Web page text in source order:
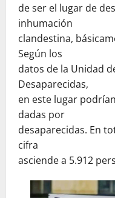
de ser el lugar de
inhumación
clandestina,
Según los
datos de la Unidad
Desaparecidas,
en este lugar
dadas por
desaparecidas. En
cifra
asciende a 5.912